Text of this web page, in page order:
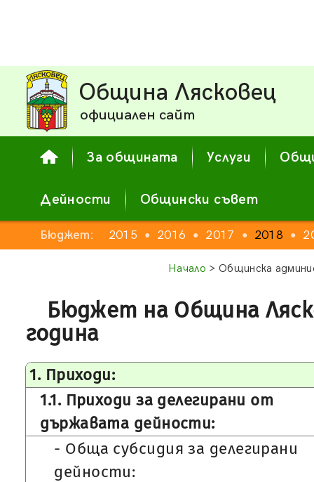
Община Лясковец
официален сайт
За общината Услуги
Дейности Общински съвет
Бюджет:
● 2014 ● 2015 ● 2016 ● 2017 ● 2018 ●
Начало > Общинска
Бюджет на Община
година
1. Приходи:
1.1. Приходи за делегирани от
държавата дейности:
- Обща субсидия за делегирани
дейности: